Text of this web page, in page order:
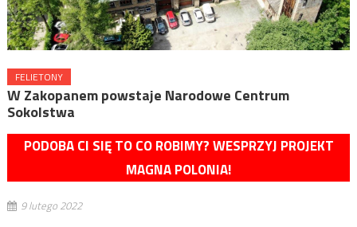
FELIETONY
W Zakopanem powstaje Narodowe Centrum
Sokolstwa
PODOBA CI SIĘ TO CO ROBIMY? WESPRZYJ PROJEKT
MAGNA POLONIA!
9 lutego 2022